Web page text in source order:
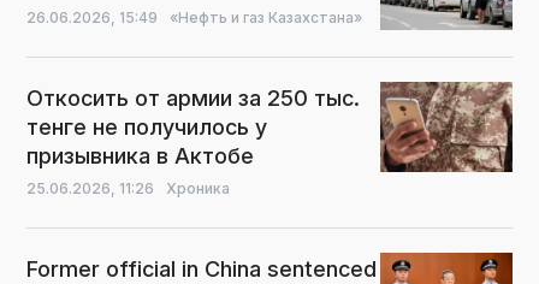
26.06.2026, 15:49 «Нефть и газ Казахстана»
Откосить от армии за 250 тыс.
тенге не получилось у
призывника в Актобе
25.06.2026, 11:26 Хроника
Former official in China sentenced